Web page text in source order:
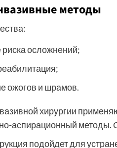
методы
осложнений;
ожогов и шрамов.
хирургии
аспирационный методы.
подойдет для